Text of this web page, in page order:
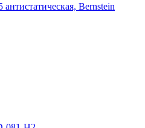
Bernstein